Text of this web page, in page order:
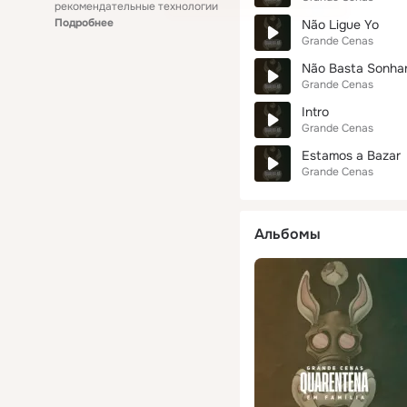
рекомендательные технологии
Подробнее
Não Ligue Yo
Grande Cenas
Não Basta
Grande Cenas
Intro
Grande Cenas
Estamos a Bazar
Grande Cenas
Альбомы